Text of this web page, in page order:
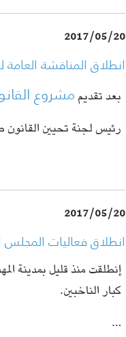
2017/05/20
انطلاق المناقشة
بعد تقديممشروع
رئيس لجنة تحيين
2017/05/20
انطلاق فعاليات
إنطلقت منذ قليل بمدينة
كبار الناخبين.
…